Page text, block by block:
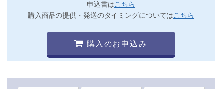
申込書はこちら
購入商品の提供・発送のタイミングについてはこちら
購入のお申込み